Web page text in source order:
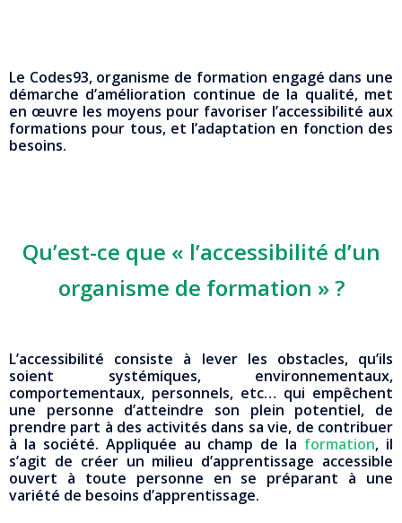
Le Codes93, organisme de formation engagé dans une
démarche d’amélioration continue de la qualité, met
en œuvre les moyens pour favoriser l’accessibilité aux
formations pour tous, et l’adaptation en fonction des
besoins.
Qu’est-ce que « l’accessibilité d’un
organisme de formation » ?
L’accessibilité consiste à lever les obstacles, qu’ils
soient systémiques, environnementaux,
comportementaux, personnels, etc… qui empêchent
une personne d’atteindre son plein potentiel, de
prendre part à des activités dans sa vie, de contribuer
à la société. Appliquée au champ de la formation, il
s’agit de créer un milieu d’apprentissage accessible
ouvert à toute personne en se préparant à une
variété de besoins d’apprentissage.